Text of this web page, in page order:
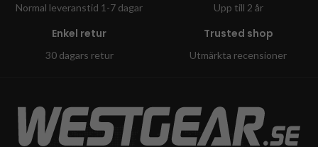
Normal leveranstid 1-7 dagar Upp till 2 år
Enkel retur
30 dagars retur
Trusted shop
Utmärkta recensioner